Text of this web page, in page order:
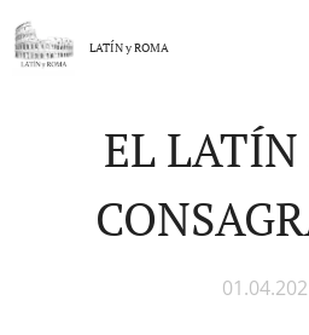
LATÍN yROMA
EL